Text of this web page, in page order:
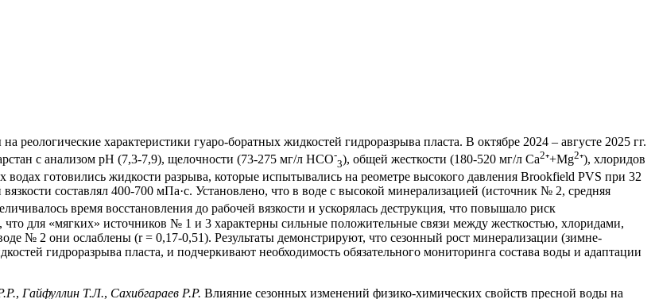
реологические характеристики гуаро-боратных жидкостей гидроразрыва пласта. В октябре 2024 – августе 2025 гг.
с анализом pH (7,3-7,9), щелочности (73-275 мг/л HCO-
3), общей жесткости (180-520 мг/л Ca2⁺+Mg2⁺), хлоридов
готовились жидкости разрыва, которые испытывались на реометре высокого давления Brookfield PVS при 32
составлял 400-700 мПа·с. Установлено, что в воде с высокой минерализацией (источник № 2, средняя
время восстановления до рабочей вязкости и ускорялась деструкция, что повышало риск
для «мягких» источников № 1 и 3 характерны сильные положительные связи между жесткостью, хлоридами,
№ 2 они ослаблены (r = 0,17-0,51). Результаты демонстрируют, что сезонный рост минерализации (зимне-
гидроразрыва пласта, и подчеркивают необходимость обязательного мониторинга состава воды и адаптации
, Гайфуллин Т.Л., Сахибгараев Р.Р. Влияние сезонных изменений физико-химических свойств пресной воды на